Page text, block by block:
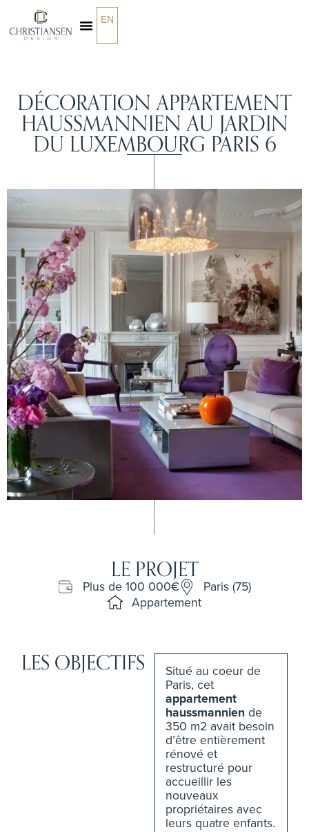
EN
DÉCORATION APPARTEMENT
HAUSSMANNIEN AU JARDIN
DU LUXEMBOURG PARIS 6
LE PROJET
Plus de 100 000€
Paris (75)
Appartement
LES OBJECTIFS
Situé au coeur de
Paris, cet
appartement
haussmannien de
350 m2 avait besoin
d’être entièrement
rénové et
restructuré pour
accueillir les
nouveaux
propriétaires avec
leurs quatre enfants.